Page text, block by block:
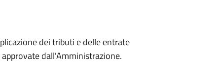
dei tributi e delle entrate
dall'Amministrazione.